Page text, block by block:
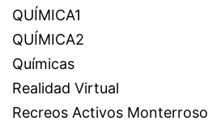
QUÍMICA1
QUÍMICA2
Químicas
Realidad Virtual
Recreos Activos Monterroso